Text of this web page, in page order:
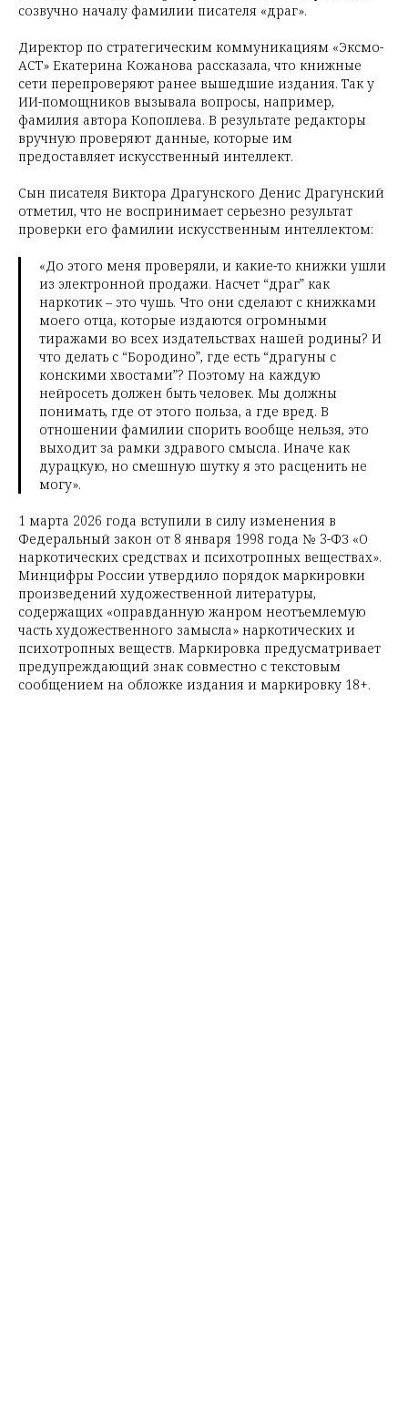
созвучно началу фамилии писателя «драг».
Директор по стратегическим коммуникациям «Эксмо-
АСТ» Екатерина Кожанова рассказала, что книжные
сети перепроверяют ранее вышедшие издания. Так у
ИИ-помощников вызывала вопросы, например,
фамилия автора Копоплева. В результате редакторы
вручную проверяют данные, которые им
предоставляет искусственный интеллект.
Сын писателя Виктора Драгунского Денис Драгунский
отметил, что не воспринимает серьезно результат
проверки его фамилии искусственным интеллектом:
«До этого меня проверяли, и какие-то книжки ушли
из электронной продажи. Насчет “драг” как
наркотик – это чушь. Что они сделают с книжками
моего отца, которые издаются огромными
тиражами во всех издательствах нашей родины? И
что делать с “Бородино”, где есть “драгуны с
конскими хвостами”? Поэтому на каждую
нейросеть должен быть человек. Мы должны
понимать, где от этого польза, а где вред. В
отношении фамилии спорить вообще нельзя, это
выходит за рамки здравого смысла. Иначе как
дурацкую, но смешную шутку я это расценить не
могу».
1 марта 2026 года вступили в силу изменения в
Федеральный закон от 8 января 1998 года № 3-ФЗ «О
наркотических средствах и психотропных веществах».
Минцифры России утвердило порядок маркировки
произведений художественной литературы,
содержащих «оправданную жанром неотъемлемую
часть художественного замысла» наркотических и
психотропных веществ. Маркировка предусматривает
предупреждающий знак совместно с текстовым
сообщением на обложке издания и маркировку 18+.